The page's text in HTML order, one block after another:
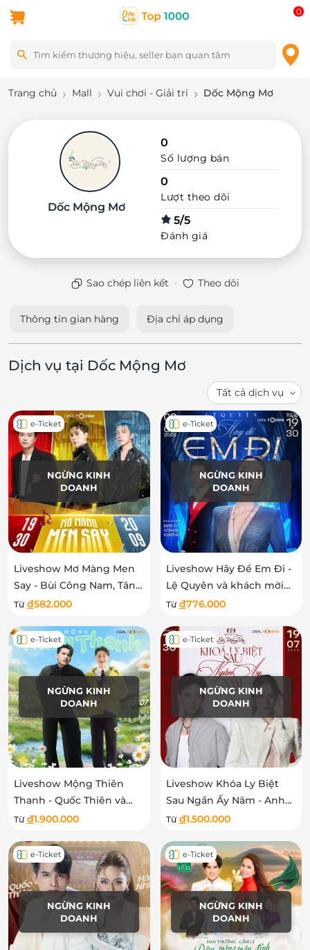
0
Trang chủ Mall Vui chơi - Giải trí Dốc Mộng Mơ
Dốc Mộng Mơ
0
Số lượng bán
0
Lượt theo dõi
5/5
Đánh giá
Sao chép liên kết · Theo dõi
Thông tin gian hàng Địa chỉ áp dụng
Dịch vụ tại Dốc Mộng Mơ
NGỪNG KINH
DOANH
e-Ticket
Liveshow Mơ Màng Men
Say - Bùi Công Nam, Tăng
Phúc và Quang Hùng
Từ đ582.000
NGỪNG KINH
DOANH
e-Ticket
Liveshow Hãy Để Em Đi -
Lệ Quyên và khách mời
Bạch Công Khanh
Từ đ776.000
NGỪNG KINH
DOANH
e-Ticket
Liveshow Mộng Thiên
Thanh - Quốc Thiên và
Thanh Duy
Từ đ1.900.000
NGỪNG KINH
DOANH
e-Ticket
Liveshow Khóa Ly Biệt
Sau Ngần Ấy Năm - Anh
Tú và Hà Nhi
Từ đ1.500.000
NGỪNG KINH
DOANH
e-Ticket
NGỪNG KINH
DOANH
e-Ticket